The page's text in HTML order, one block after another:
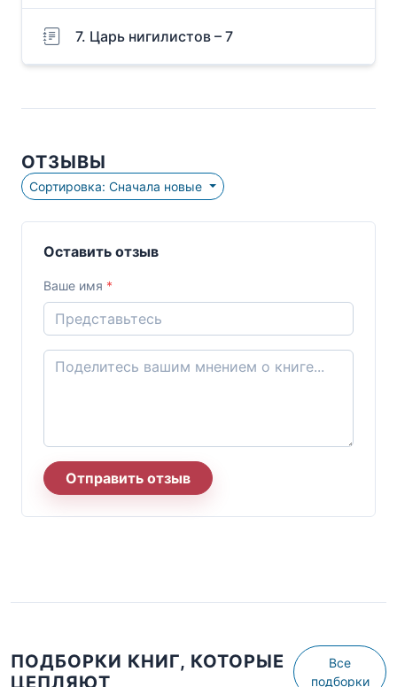
7. Царь нигилистов – 7
ОТЗЫВЫ
Сортировка: Сначала новые
Оставить отзыв
Ваше имя *
Отправить отзыв
ПОДБОРКИ КНИГ, КОТОРЫЕ
ЦЕПЛЯЮТ
Все
подборки